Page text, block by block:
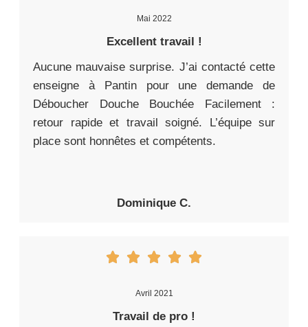
Mai 2022
Excellent travail !
Aucune mauvaise surprise. J’ai contacté cette
enseigne à Pantin pour une demande de
Déboucher Douche Bouchée Facilement :
retour rapide et travail soigné. L’équipe sur
place sont honnêtes et compétents.
Dominique C.
Avril 2021
Travail de pro !